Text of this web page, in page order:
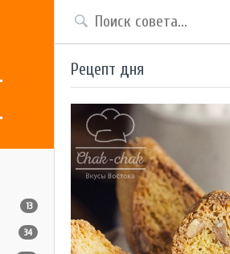
13
34
Рецепт дня